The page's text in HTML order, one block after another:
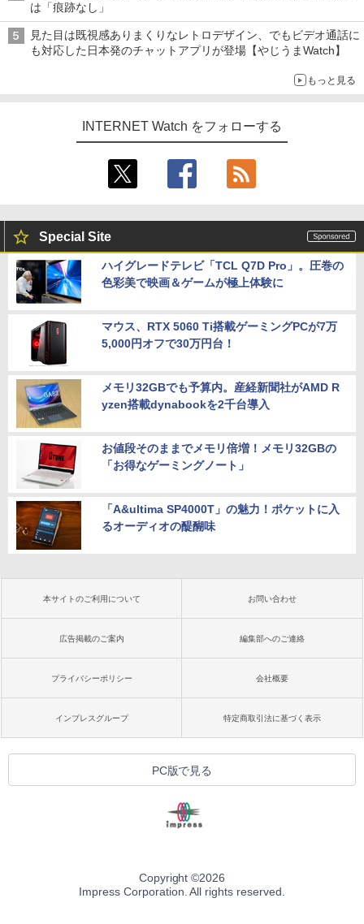
は「痕跡なし」
見た目は既視感ありまくりなレトロデザイン、でもビデオ通話に
も対応した日本発のチャットアプリが登場【やじうまWatch】
もっと見る
INTERNET Watch をフォローする
Special Site
ハイグレードテレビ「TCL Q7D Pro」。圧巻の
色彩美で映画＆ゲームが極上体験に
マウス、RTX 5060 Ti搭載ゲーミングPCが7万
5,000円オフで30万円台！
メモリ32GBでも予算内。産経新聞社がAMD R
yzen搭載dynabookを2千台導入
お値段そのままでメモリ倍増！メモリ32GBの
「お得なゲーミングノート」
「A&ultima SP4000T」の魅力！ポケットに入
るオーディオの醍醐味
本サイトのご利用について お問い合わせ
広告掲載のご案内 編集部へのご連絡
プライバシーポリシー 会社概要
インプレスグループ 特定商取引法に基づく表示
PC版で見る
Copyright ©2026
Impress Corporation. All rights reserved.